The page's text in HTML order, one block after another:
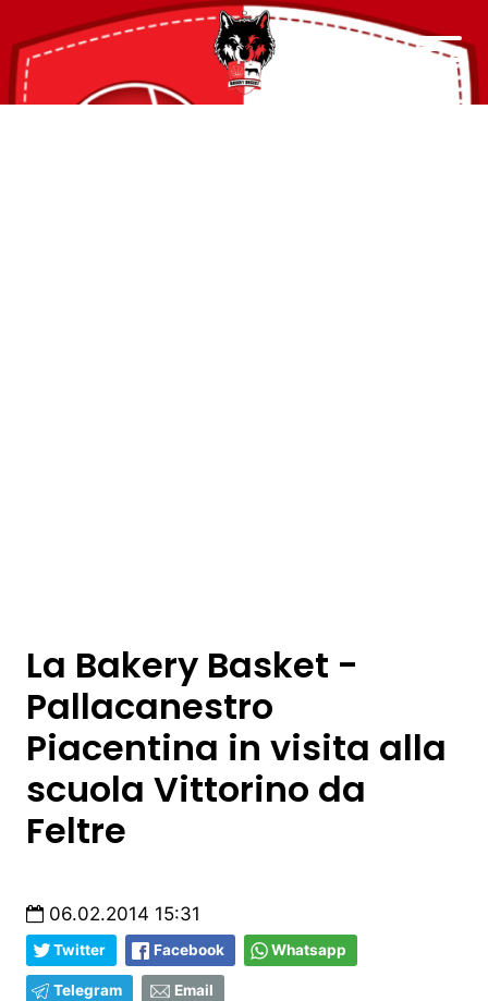
La Bakery Basket -
Pallacanestro
Piacentina in visita alla
scuola Vittorino da
Feltre
06.02.2014 15:31
Twitter Facebook Whatsapp
Telegram Email